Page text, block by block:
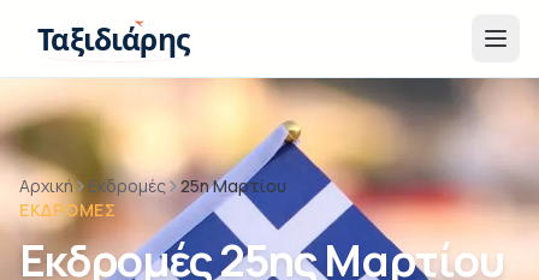
Ταξιδιάρης
Αρχική Εκδρομές
25η Μαρτίου
ΕΚΔΡΟΜΈΣ
Εκδρομές 25ης Μαρτίου